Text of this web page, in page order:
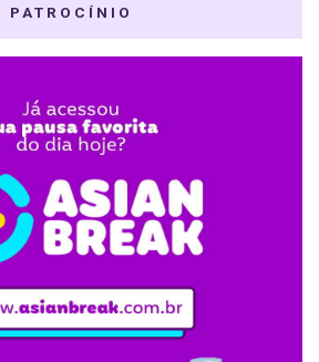
PATROCÍNIO